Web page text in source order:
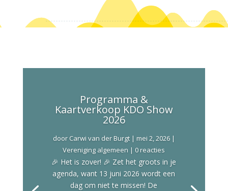
Programma &
Kaartverkoop KDO Show
2026
door Carwi van der Burgt| mei 2, 2026|
Vereniging algemeen | 0 reacties
🎉 Het is zover! 🎉 Zet het groots in je
agenda, want 13 juni 2026 wordt een
dag om niet te missen! De